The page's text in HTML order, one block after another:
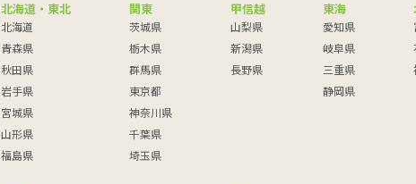
北海道・東北
北海道
青森県
秋田県
岩手県
宮城県
山形県
福島県
関東
茨城県
栃木県
群馬県
東京都
神奈川県
千葉県
埼玉県
甲信越
山梨県
新潟県
長野県
東海
愛知県
岐阜県
三重県
静岡県